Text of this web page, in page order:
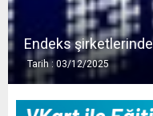
A
Endeks
Tarih : 03/12/2025